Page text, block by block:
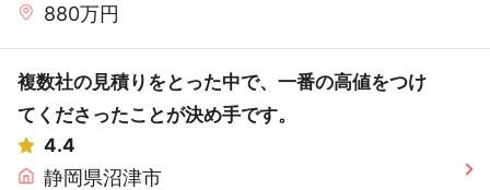
880万円
複数社の見積りをとった中で、一番の高値をつけ
てくださったことが決め手です。
4.4
静岡県沼津市